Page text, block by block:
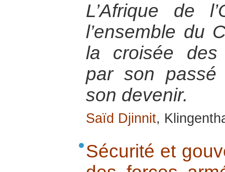
L’Afrique de
l’ensemble du
la croisée des
par son passé
son devenir.
Saïd Djinnit,
Sécurité et